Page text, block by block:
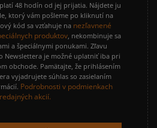
48 hodín od jej prijatia. Nájdete ju
ktorý vám pošleme po kliknutí na
kód sa vzťahuje na nezľavnené
produktov, nekombinuje sa
a špeciálnymi ponukami. Zľavu
Newslettera je možné uplatniť iba pri
obchode. Pamätajte, že prihlásením
vyjadrujete súhlas so zasielaním
Podrobnosti v podmienkach
akcií.